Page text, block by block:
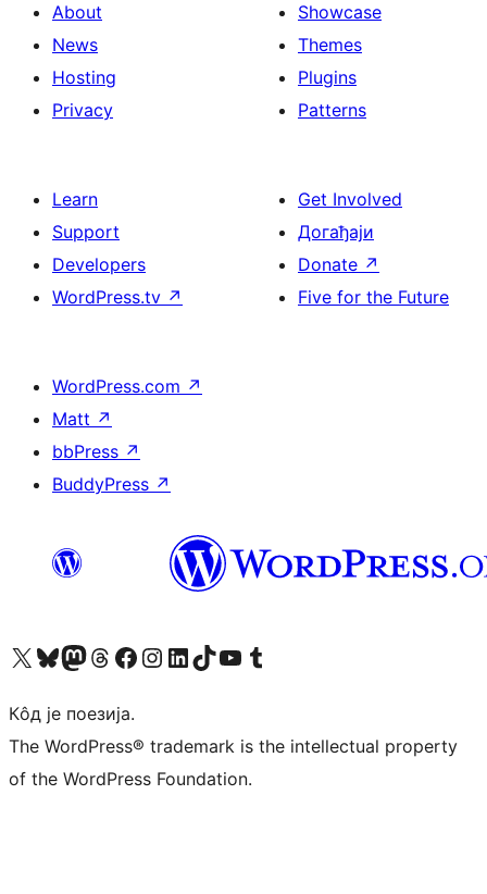
About
News
Hosting
Privacy
Showcase
Themes
Plugins
Patterns
Learn
Support
Developers
WordPress.tv ↗
Get Involved
Догађаји
Donate ↗
Five for the Future
WordPress.com ↗
Matt ↗
bbPress ↗
BuddyPress ↗
Visit our X (formerly Twitter) account
Посетите наш Bluesky налог
Visit our Mastodon account
Посетите наш налог на Threads-у Visit our Facebook page
Посетите наш Инстаграм налог
Visit our LinkedIn account
Посетите наш TikTok налог
Visit our YouTube channel
Посетите наш Tumblr налог
Кôд је поезија.
The WordPress® trademark is the intellectual property
of the WordPress Foundation.